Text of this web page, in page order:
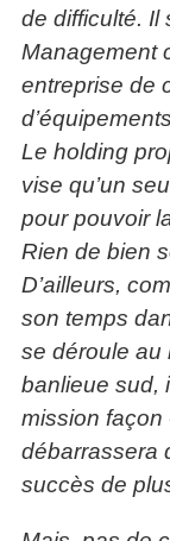
de difficulté. Il
Management
entreprise de
Le holding
vise qu’un
pour pouvoir
Rien de bien
D’ailleurs,
son temps
se déroule au
banlieue sud,
mission façon
débarrassera
succès de